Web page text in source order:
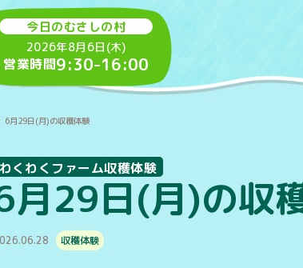
今日のむさしの村
2026年8月6日(木)
営業時間9:30-16:00
6月29日(月)の収穫体験
月29日(月)の収
わくわくファーム収穫体験
収穫体験